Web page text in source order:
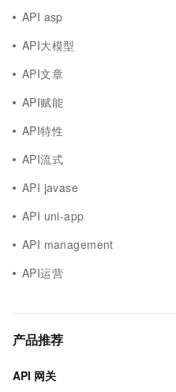
API asp
API大模型
API文章
API赋能
API特性
API流式
API javase
API uni-app
API management
API运营
产品推荐
API 网关